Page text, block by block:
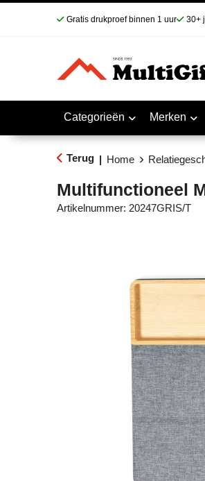
Gratis drukproef binnen 1 uur 30+
Categorieën Merken
Terug | Home
Multifunctioneel
Artikelnummer: 20247GRIS/T